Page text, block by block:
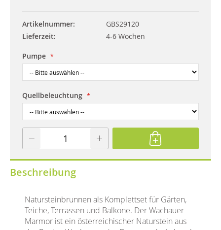
Artikelnummer
GBS29120
Lieferzeit
4-6 Wochen
Pumpe
Quellbeleuchtung
Beschreibung
Natursteinbrunnen als Komplettset für Gärten,
Teiche, Terrassen und Balkone. Der Wachauer
Marmor ist ein österreichischer Naturstein aus